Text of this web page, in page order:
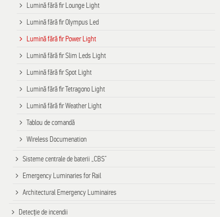
Lumină fără fir Lounge Light
Lumină fără fir Olympus Led
Lumină fără fir Power Light
Lumină fără fir Slim Leds Light
Lumină fără fir Spot Light
Lumină fără fir Tetragono Light
Lumină fără fir Weather Light
Tablou de comandă
Wireless Documenation
Sisteme centrale de baterii „CBS”
Emergency Luminaries for Rail
Architectural Emergency Luminaires
Detecție de incendii